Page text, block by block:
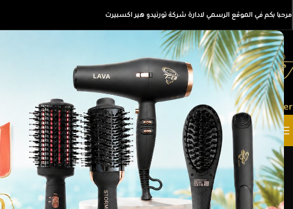
مرحبا بكم في الموقع الرسمي لادارة شركة تورنيدو هير اكسبيرت
أقسام المنتجات الرئيسيةكل
أدوات تمويج الشعر ادوات إزالة الشعر